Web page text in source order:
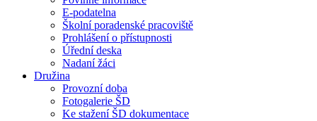
E-podatelna
Školní poradenské pracoviště
Prohlášení o přístupnosti
Úřední deska
Nadaní žáci
Družina
Provozní doba
Fotogalerie ŠD
Ke stažení ŠD dokumentace